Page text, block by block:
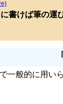
書けば筆の運
一般的に用い